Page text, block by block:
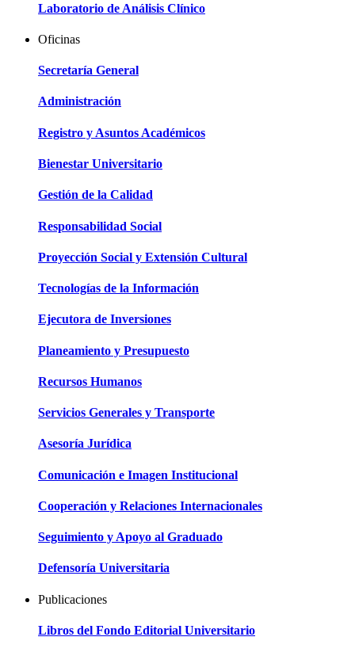
Laboratorio de Análisis Clínico
Oficinas
Secretaría General
Administración
Registro y Asuntos Académicos
Bienestar Universitario
Gestión de la Calidad
Responsabilidad Social
Proyección Social y Extensión Cultural
Tecnologías de la Información
Ejecutora de Inversiones
Planeamiento y Presupuesto
Recursos Humanos
Servicios Generales y Transporte
Asesoría Jurídica
Comunicación e Imagen Institucional
Cooperación y Relaciones Internacionales
Seguimiento y Apoyo al Graduado
Defensoría Universitaria
Publicaciones
Libros del Fondo Editorial Universitario